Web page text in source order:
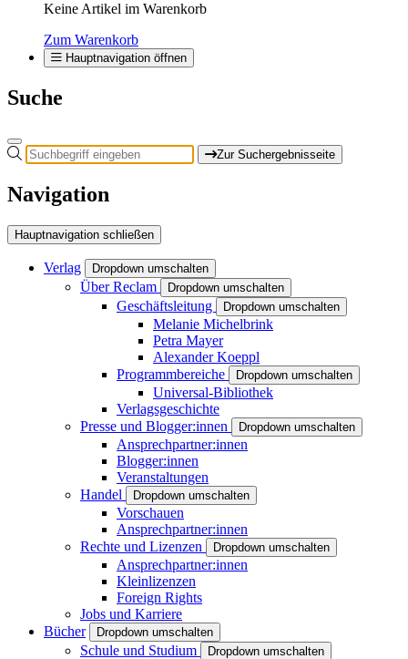
Keine Artikel im Warenkorb
Zum Warenkorb
Hauptnavigation öffnen
Suche
Zur Suchergebnisseite
Navigation
Hauptnavigation schließen
Verlag Dropdown umschalten
Über Reclam Dropdown umschalten
Geschäftsleitung Dropdown umschalten
Melanie Michelbrink
Petra Mayer
Alexander Koeppl
Programmbereiche
Dropdown umschalten
Universal-Bibliothek
Verlagsgeschichte
Presse und Blogger:innen
Dropdown umschalten
Ansprechpartner:innen
Blogger:innen
Veranstaltungen
Handel
Dropdown umschalten
Vorschauen
Ansprechpartner:innen
Rechte und Lizenzen
Dropdown umschalten
Ansprechpartner:innen
Kleinlizenzen
Foreign Rights
Jobs und Karriere
Bücher
Dropdown umschalten
Schule und Studium Dropdown umschalten